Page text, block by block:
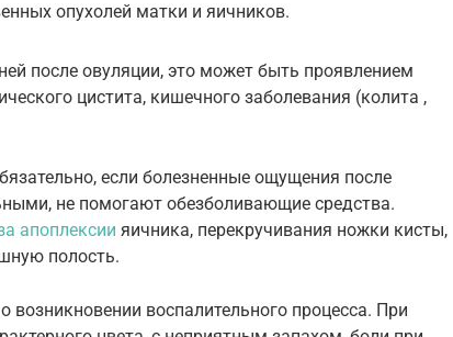
опухолей матки и яичников.
после овуляции, это может быть проявлением
цистита, кишечного заболевания (колита ,
если болезненные ощущения после
не помогают обезболивающие средства.
апоплексии яичника, перекручивания ножки кисты,
полость.
воспалительного процесса. При